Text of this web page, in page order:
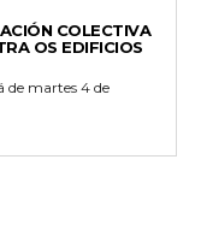
COLECTIVA
OS EDIFICIOS
de martes 4 de